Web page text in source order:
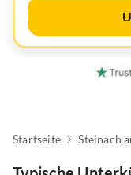
Startseite Steinach